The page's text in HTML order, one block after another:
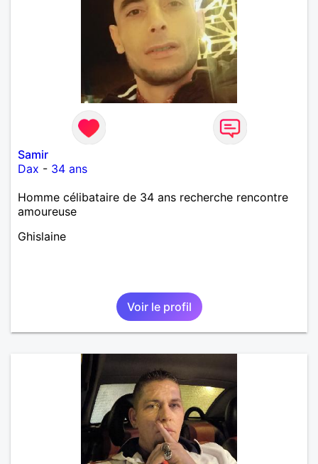
Samir
Dax - 34 ans
Homme célibataire de 34 ans recherche rencontre
amoureuse
Ghislaine
Voir le profil